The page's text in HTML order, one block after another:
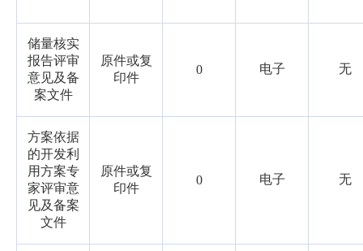
储量核实
报告评审
意见及备
案文件
原件或复
印件
0 电子 无
方案依据
的开发利
用方案专
家评审意
见及备案
文件
原件或复
印件
0 电子 无